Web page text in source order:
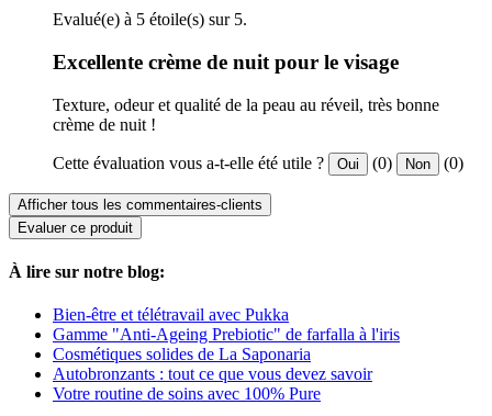
Evalué(e) à 5 étoile(s) sur 5.
Excellente crème de nuit pour le visage
Texture, odeur et qualité de la peau au réveil, très bonne
crème de nuit !
Cette évaluation vous a-t-elle été utile ? Oui (0) Non (0)
Afficher tous les commentaires-clients
Evaluer ce produit
À lire sur notre blog:
Bien-être et télétravail avec Pukka
Gamme "Anti-Ageing Prebiotic" de farfalla à l'iris
Cosmétiques solides de La Saponaria
Autobronzants : tout ce que vous devez savoir
Votre routine de soins avec 100% Pure